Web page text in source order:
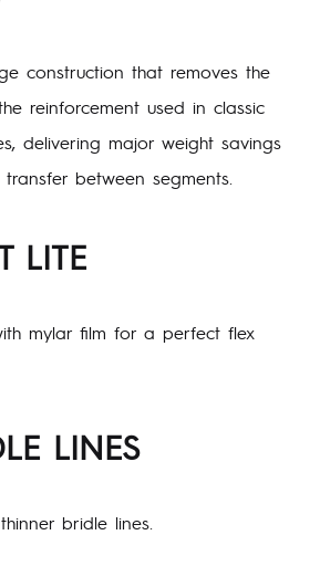
construction that removes the
reinforcement used in classic
delivering major weight savings
between segments.
LITE
mylar film for a perfect flex
LINES
bridle lines.